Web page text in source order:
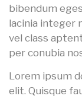
bibendum
lacinia integer
vel class
per conubia
Lorem ipsum
elit. Quisque